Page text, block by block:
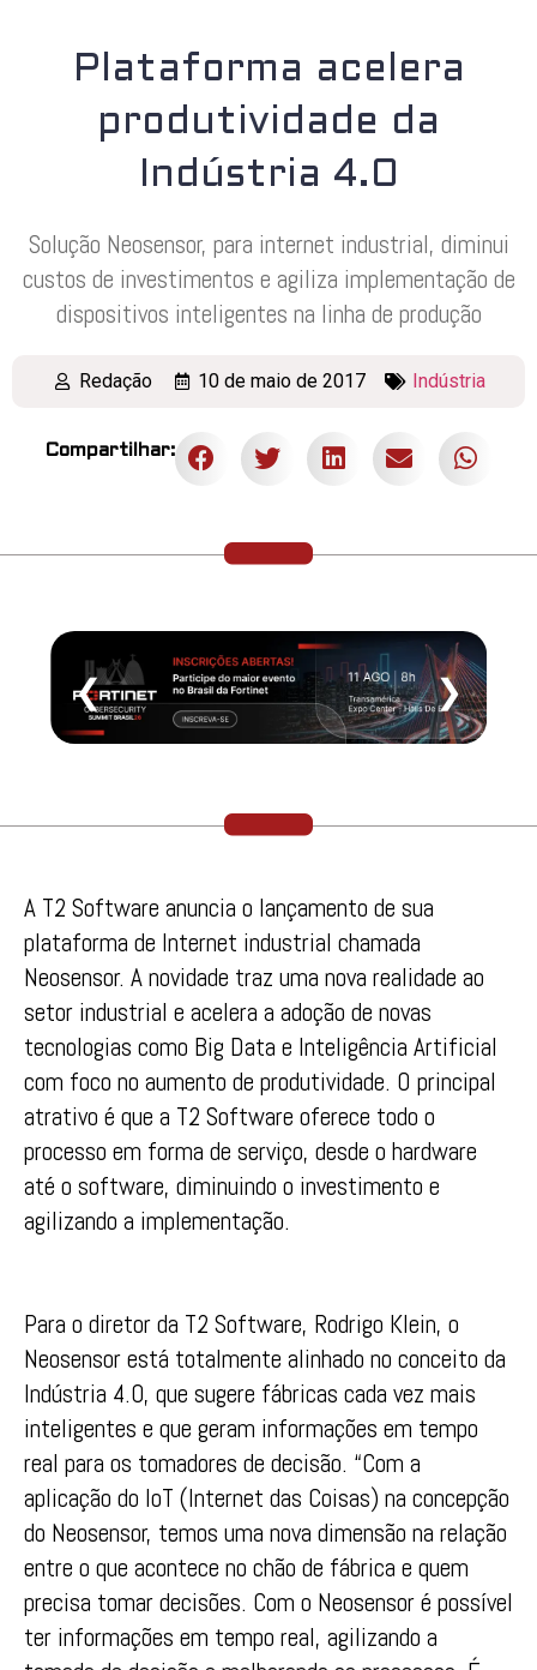
Plataforma acelera
produtividade da
Indústria 4.0
Solução Neosensor, para internet industrial, diminui
custos de investimentos e agiliza implementação de
dispositivos inteligentes na linha de produção
Redação 10 de maio de 2017 Indústria
Compartilhar:
❮ ❯
A T2 Software anuncia o lançamento de sua
plataforma de Internet industrial chamada
Neosensor. A novidade traz uma nova realidade ao
setor industrial e acelera a adoção de novas
tecnologias como Big Data e Inteligência Artificial
com foco no aumento de produtividade. O principal
atrativo é que a T2 Software oferece todo o
processo em forma de serviço, desde o hardware
até o software, diminuindo o investimento e
agilizando a implementação.
Para o diretor da T2 Software, Rodrigo Klein, o
Neosensor está totalmente alinhado no conceito da
Indústria 4.0, que sugere fábricas cada vez mais
inteligentes e que geram informações em tempo
real para os tomadores de decisão. “Com a
aplicação do IoT (Internet das Coisas) na concepção
do Neosensor, temos uma nova dimensão na relação
entre o que acontece no chão de fábrica e quem
precisa tomar decisões. Com o Neosensor é possível
ter informações em tempo real, agilizando a